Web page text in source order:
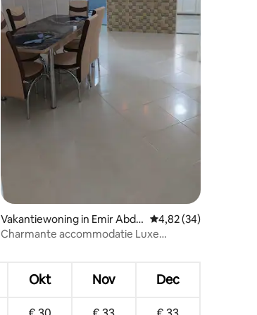
Vakantiewoning in Emir Abdel
kader
Gemiddelde
4,82 (34)
Charmante accommodatie Luxe
Okt Nov Dec